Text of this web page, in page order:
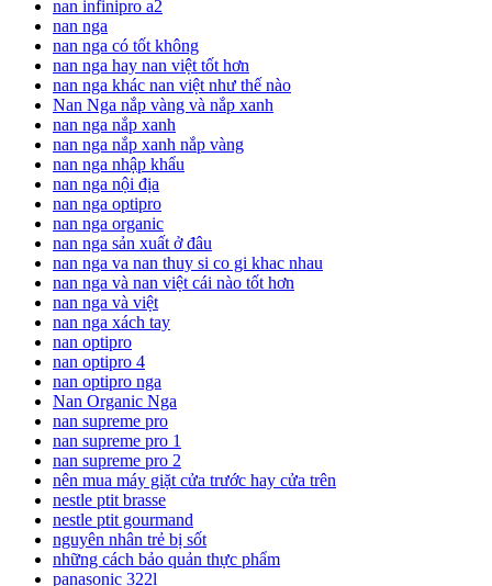
nan infinipro a2
nan nga
nan nga có tốt không
nan nga hay nan việt tốt hơn
nan nga khác nan việt như thế nào
Nan Nga nắp vàng và nắp xanh
nan nga nắp xanh
nan nga nắp xanh nắp vàng
nan nga nhập khẩu
nan nga nội địa
nan nga optipro
nan nga organic
nan nga sản xuất ở đâu
nan nga va nan thuy si co gi khac nhau
nan nga và nan việt cái nào tốt hơn
nan nga và việt
nan nga xách tay
nan optipro
nan optipro 4
nan optipro nga
Nan Organic Nga
nan supreme pro
nan supreme pro 1
nan supreme pro 2
nên mua máy giặt cửa trước hay cửa trên
nestle ptit brasse
nestle ptit gourmand
nguyên nhân trẻ bị sốt
những cách bảo quản thực phẩm
panasonic 322l